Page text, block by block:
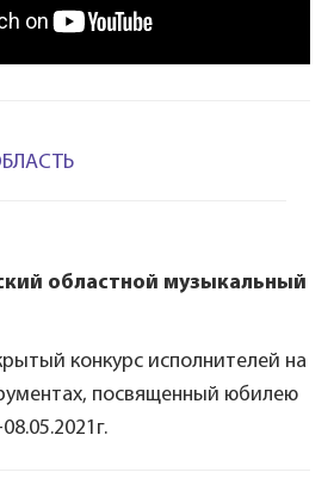
областной музыкальный
конкурс исполнителей на
посвященный юбилею